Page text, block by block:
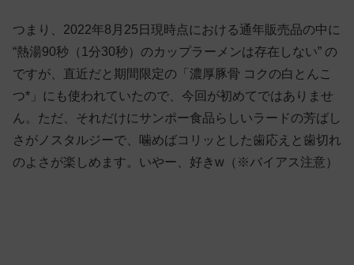
つまり、2022年8月25日現時点における通年販売品の中に
“熱湯90秒（1分30秒）のカップラーメンは存在しない” の
ですが、直近だと期間限定の「濃厚豚骨 コクの白とんこ
つ*」にも使われていたので、今回が初めてではありませ
ん。ただ、それだけにサンポー食品らしいラードの芳ばし
さがノスタルジーで、噛めばコリッとした歯応えと歯切れ
のよさが楽しめます。いやー、好きw（※バイアス注意）